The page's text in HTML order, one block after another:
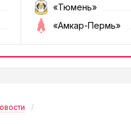
«Тюмень»
«Амкар-Пермь»